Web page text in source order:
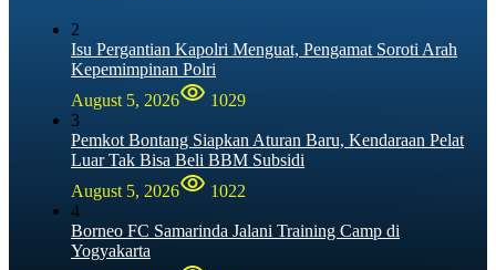
2
Isu Pergantian Kapolri Menguat, Pengamat Soroti Arah
Kepemimpinan Polri
August 5, 2026
1029
3
Pemkot Bontang Siapkan Aturan Baru, Kendaraan Pelat
Luar Tak Bisa Beli BBM Subsidi
August 5, 2026
1022
4
Borneo FC Samarinda Jalani Training Camp di
Yogyakarta